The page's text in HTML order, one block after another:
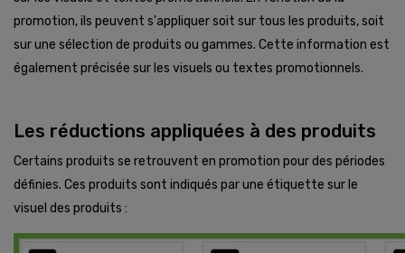
promotion, ils peuvent s'appliquer soit sur tous les produits, soit
sur une sélection de produits ou gammes. Cette information est
également précisée sur les visuels ou textes promotionnels.
Les réductions appliquées à des produits
Certains produits se retrouvent en promotion pour des périodes
définies. Ces produits sont indiqués par une étiquette sur le
visuel des produits :